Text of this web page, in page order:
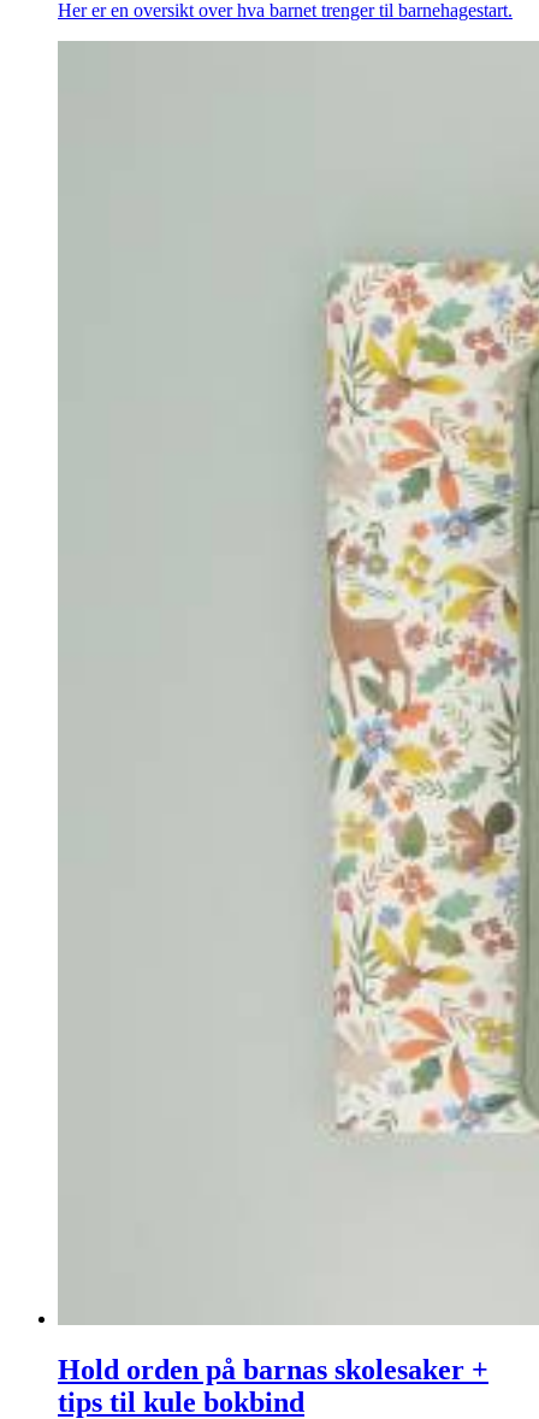
Her er en oversikt over hva barnet trenger til barnehagestart.
Hold orden på barnas skolesaker +
tips til kule bokbind